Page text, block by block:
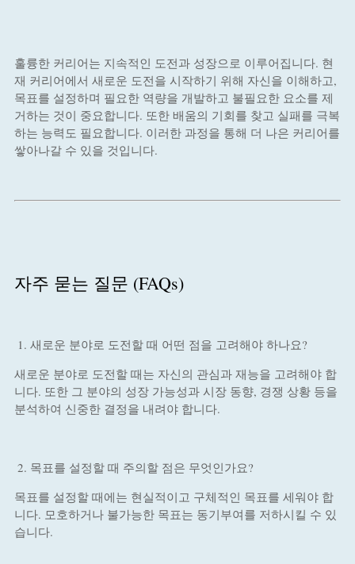
훌륭한 커리어는 지속적인 도전과 성장으로 이루어집니다. 현
재 커리어에서 새로운 도전을 시작하기 위해 자신을 이해하고,
목표를 설정하며 필요한 역량을 개발하고 불필요한 요소를 제
거하는 것이 중요합니다. 또한 배움의 기회를 찾고 실패를 극복
하는 능력도 필요합니다. 이러한 과정을 통해 더 나은 커리어를
쌓아나갈 수 있을 것입니다.
자주 묻는 질문 (FAQs)
새로운 분야로 도전할 때 어떤 점을 고려해야 하나요?
새로운 분야로 도전할 때는 자신의 관심과 재능을 고려해야 합
니다. 또한 그 분야의 성장 가능성과 시장 동향, 경쟁 상황 등을
분석하여 신중한 결정을 내려야 합니다.
목표를 설정할 때 주의할 점은 무엇인가요?
목표를 설정할 때에는 현실적이고 구체적인 목표를 세워야 합
니다. 모호하거나 불가능한 목표는 동기부여를 저하시킬 수 있
습니다.